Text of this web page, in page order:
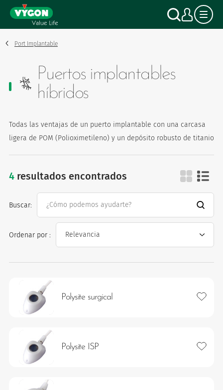
Panel de gestión de cookies
contenido
principal
Buscar
Mi
Port Implantable
Puertos implantables
híbridos
Todas las ventajas de un puerto implantable con una carcasa
ligera de POM (Polioximetileno) y un depósito robusto de titanio
4resultados encontrados puertos
Ordenar por :
Buscar:
Polysite surgical Añadir
Polysite ISP Añadir